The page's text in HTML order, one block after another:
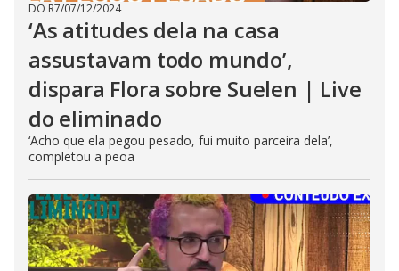
DO R7/07/12/2024
‘As atitudes dela na casa
assustavam todo mundo’,
dispara Flora sobre Suelen | Live
do eliminado
‘Acho que ela pegou pesado, fui muito parceira dela’,
completou a peoa